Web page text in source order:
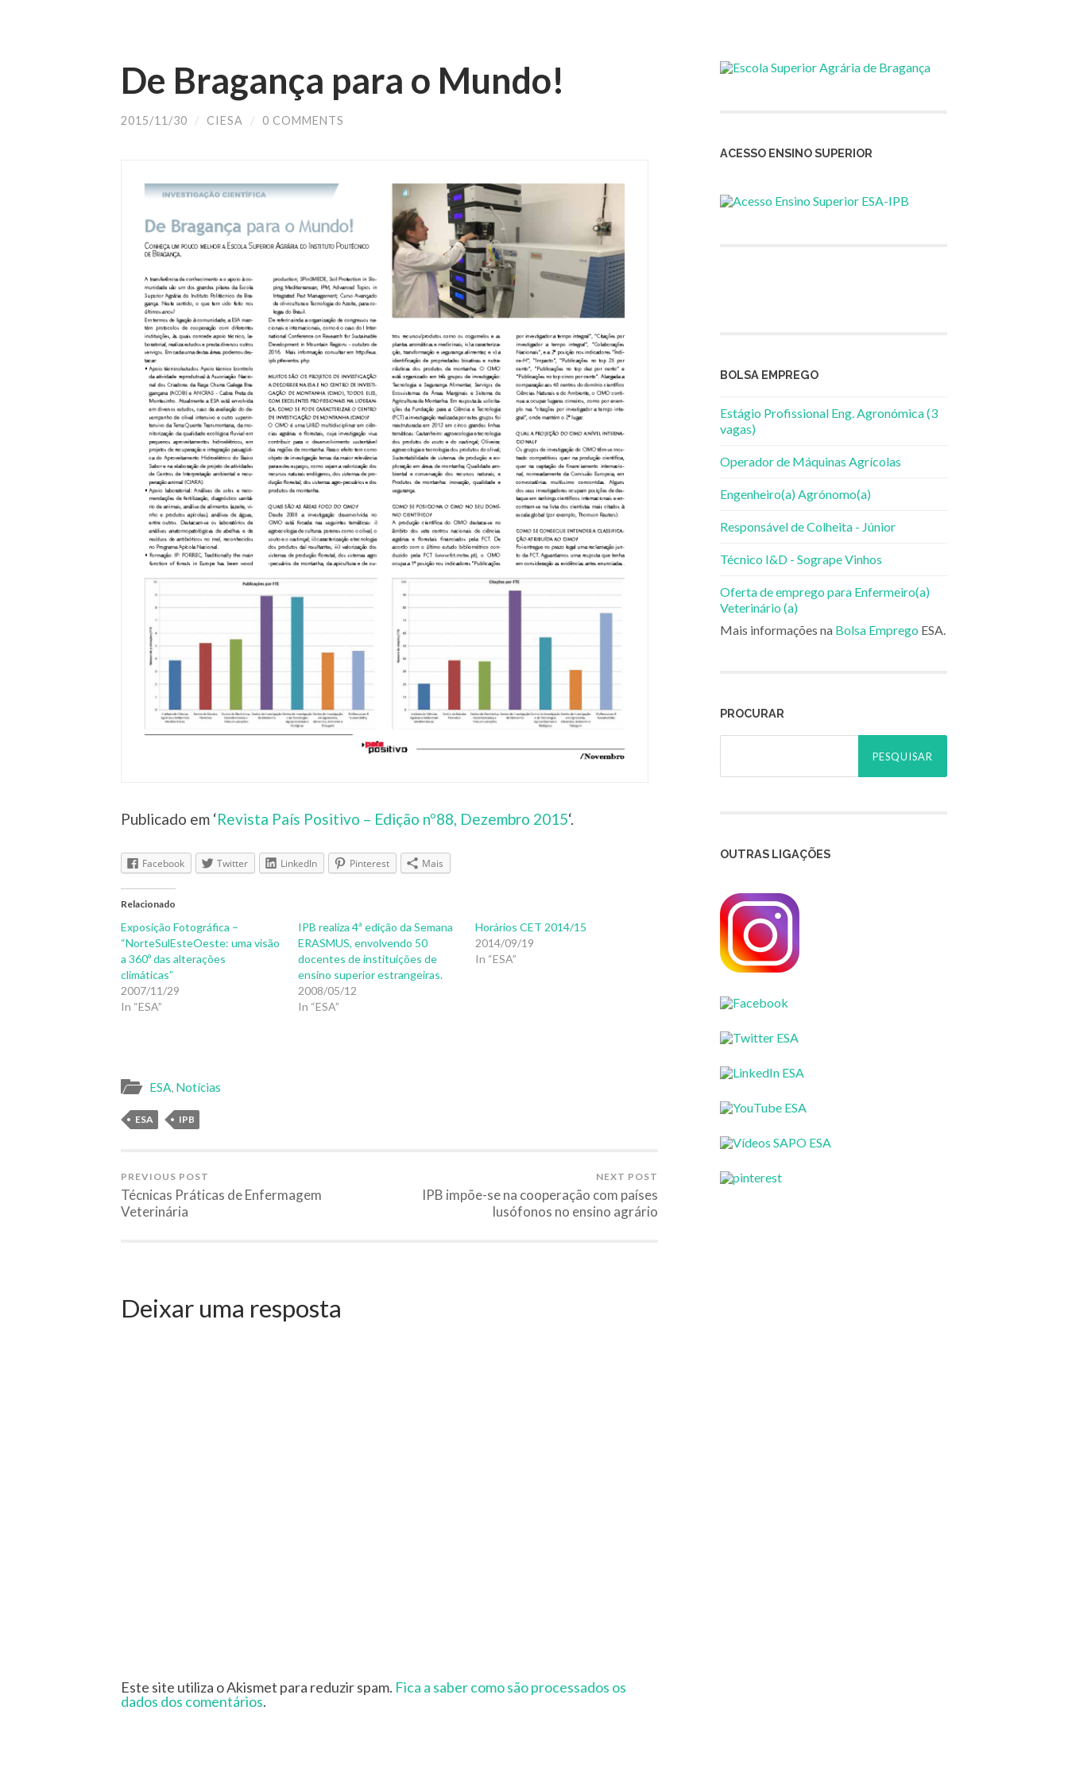
De Bragança para o Mundo!
2015/11/30 / CIESA / 0 COMMENTS
Publicado em ‘Revista País Positivo – Edição nº88, Dezembro 2015‘.
Facebook Twitter LinkedIn Pinterest Mais
Relacionado
Exposição Fotográfica –
“NorteSulEsteOeste: uma visão
a 360º das alterações
climáticas”
2007/11/29
In “ESA”
IPB realiza 4ª edição da Semana
ERASMUS, envolvendo 50
docentes de instituições de
ensino superior estrangeiras.
2008/05/12
In “ESA”
Horários CET 2014/15
2014/09/19
In “ESA”
ESA, Notícias
ESA IPB
PREVIOUS POST
Técnicas Práticas de Enfermagem
Veterinária
NEXT POST
IPB impõe-se na cooperação com países
lusófonos no ensino agrário
Deixar uma resposta
Este site utiliza o Akismet para reduzir spam. Fica a saber como são processados os
dados dos comentários.
ACESSO ENSINO SUPERIOR
BOLSA EMPREGO
Estágio Profissional Eng. Agronómica (3
vagas)
Operador de Máquinas Agrícolas
Engenheiro(a) Agrónomo(a)
Responsável de Colheita - Júnior
Técnico I&D - Sogrape Vinhos
Oferta de emprego para Enfermeiro(a)
Veterinário (a)
Mais informações na Bolsa Emprego ESA.
PROCURAR
Pesquisar
OUTRAS LIGAÇÕES